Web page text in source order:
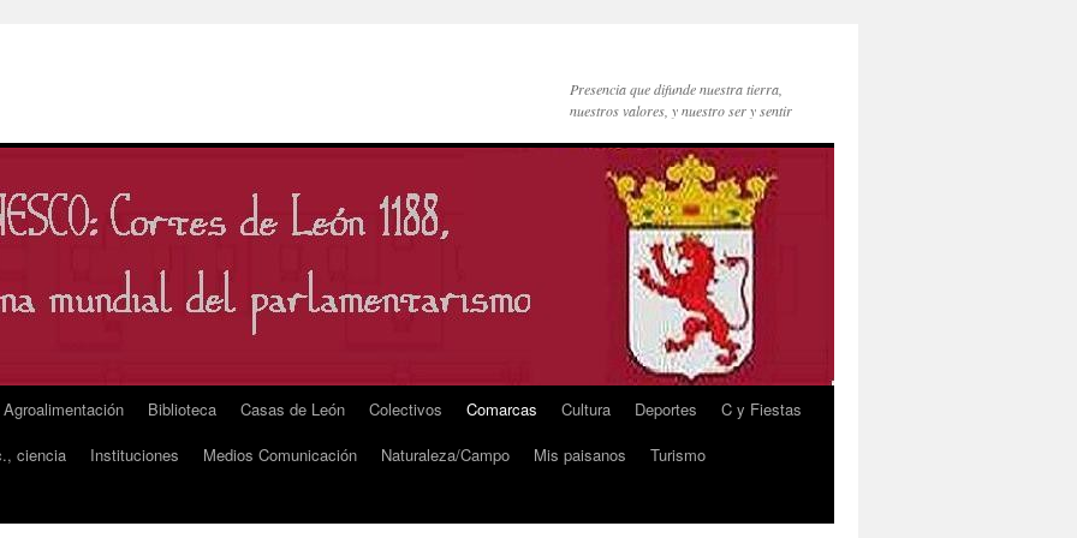
Presencia que difunde nuestra tierra,
nuestros valores, y nuestro ser y sentir
Agroalimentación Biblioteca Casas de León Colectivos Comarcas Cultura Deportes
C y Fiestas
ciencia Instituciones Medios Comunicación Naturaleza/Campo Mis paisanos
Turismo